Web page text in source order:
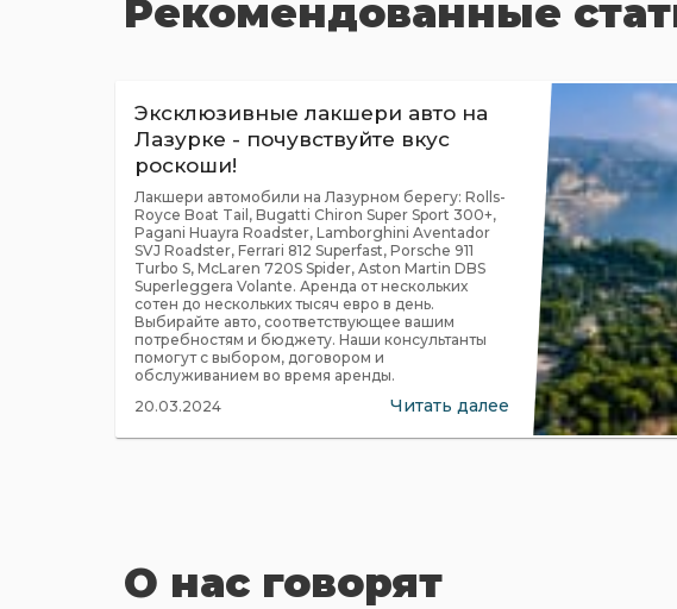
Рекомендованные
Эксклюзивные лакшери авто на
Лазурке - почувствуйте вкус
роскоши!
Лакшери автомобили на Лазурном берегу: Rolls-
Royce Boat Tail, Bugatti Chiron Super Sport 300+,
Pagani Huayra Roadster, Lamborghini Aventador
SVJ Roadster, Ferrari 812 Superfast, Porsche 911
Turbo S, McLaren 720S Spider, Aston Martin DBS
Superleggera Volante. Аренда от нескольких
сотен до нескольких тысяч евро в день.
Выбирайте авто, соответствующее вашим
потребностям и бюджету. Наши консультанты
помогут с выбором, договором и
обслуживанием во время аренды.
20.03.2024
Читать далее
О нас говорят